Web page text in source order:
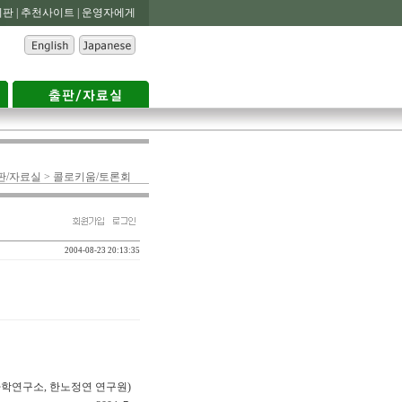
| 추천사이트 | 운영자에게
/자료실 > 콜로키움/토론회
2004-08-23 20:13:35
연구소, 한노정연 연구원)